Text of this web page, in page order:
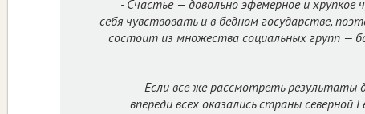
- Счастье — довольно эфемерное и хрупкое
себя чувствовать и в бедном государстве,
состоит из множества социальных групп —
Если все же рассмотреть
впереди всех оказались страны